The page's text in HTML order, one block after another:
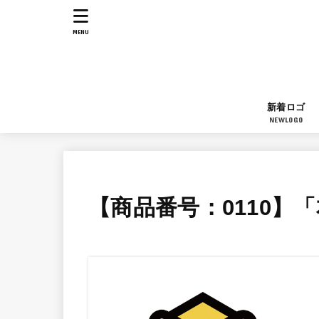
新着ロゴ
NEWLOGO
MENU
【商品番号：0110】